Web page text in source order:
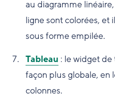
au diagramme
ligne sont colorées, et
sous forme empilée.
Tableau : le widget
façon plus globale, en
colonnes.